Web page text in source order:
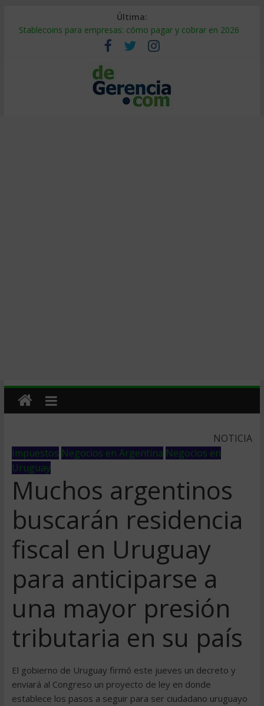
Última:
Stablecoins para empresas: cómo pagar y cobrar en 2026
Despido silencioso: qué es y por qué sale tan caro
IA en selección de personal: cómo auditarla a tiempo
Trabajo forzoso en la cadena de suministro: qué hacer
Mercado hispano de EE. UU.: cómo segmentarlo y venderle
NOTICIA
Impuestos Negocios en Argentina Negocios en
Uruguay
Muchos argentinos
buscarán residencia
fiscal en Uruguay
para anticiparse a
una mayor presión
tributaria en su país
El gobierno de Uruguay firmó este jueves un decreto y
enviará al Congreso un proyecto de ley en donde
establece los pasos a seguir para ser ciudadano uruguayo